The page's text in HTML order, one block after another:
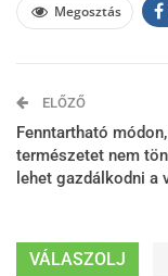
Megosztás
ELŐZŐ
Fenntartható
természetet nem
lehet gazdálkodni a
VÁLASZOLJ